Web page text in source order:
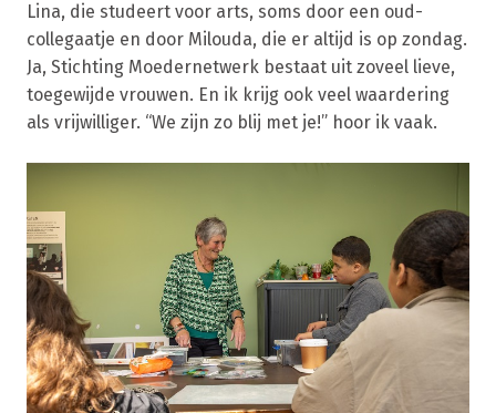
Lina, die studeert voor arts, soms door een oud-
collegaatje en door Milouda, die er altijd is op zondag.
Ja, Stichting Moedernetwerk bestaat uit zoveel lieve,
toegewijde vrouwen. En ik krijg ook veel waardering
als vrijwilliger. “We zijn zo blij met je!” hoor ik vaak.